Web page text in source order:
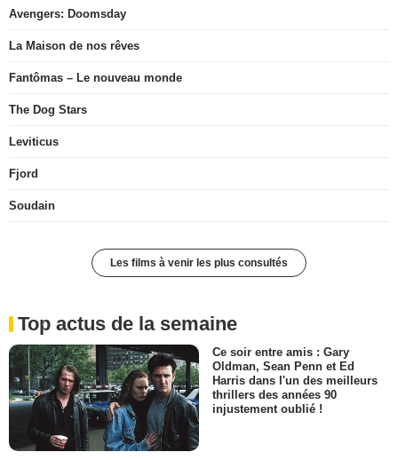
Avengers: Doomsday
La Maison de nos rêves
Fantômas – Le nouveau monde
The Dog Stars
Leviticus
Fjord
Soudain
Les films à venir les plus consultés
Top actus de la semaine
Ce soir entre amis : Gary
Oldman, Sean Penn et Ed
Harris dans l'un des meilleurs
thrillers des années 90
injustement oublié !